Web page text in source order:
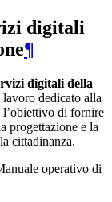
digitali
¶
digitali della
dedicato alla
di fornire
progettazione e la
cittadinanza.
operativo di